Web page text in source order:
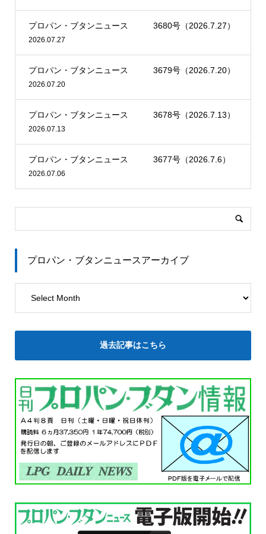
プロパン・ブタンニュース 3680号（2026.7.27）
2026.07.27
プロパン・ブタンニュース 3679号（2026.7.20）
2026.07.20
プロパン・ブタンニュース 3678号（2026.7.13）
2026.07.13
プロパン・ブタンニュース 3677号（2026.7.6）
2026.07.06
プロパン・ブタンニュースアーカイブ
過去記事はこちら